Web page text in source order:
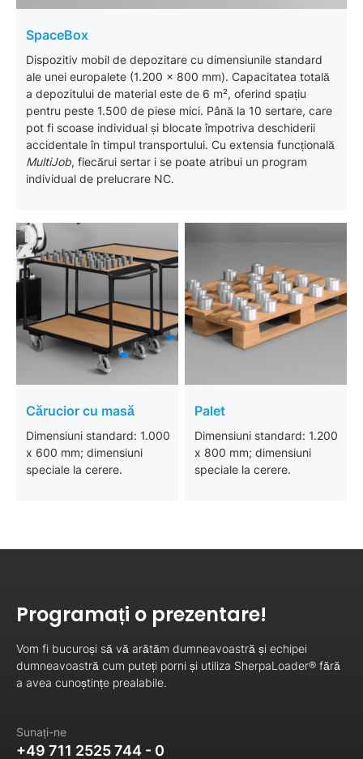
SpaceBox
Dispozitiv mobil de depozitare cu dimensiunile standard
ale unei europalete (1.200 x 800 mm). Capacitatea totală
a depozitului de material este de 6 m², oferind spațiu
pentru peste 1.500 de piese mici. Până la 10 sertare, care
pot fi scoase individual și blocate împotriva deschiderii
accidentale în timpul transportului. Cu extensia funcțională
MultiJob, fiecărui sertar i se poate atribui un program
individual de prelucrare NC.
Cărucior cu masă
Dimensiuni standard: 1.000
x 600 mm; dimensiuni
speciale la cerere.
Palet
Dimensiuni standard: 1.200
x 800 mm; dimensiuni
speciale la cerere.
Programați o prezentare!
Vom fi bucuroși să vă arătăm dumneavoastră și echipei
dumneavoastră cum puteți porni și utiliza SherpaLoader® fără
a avea cunoștințe prealabile.
Sunați-ne
+49 711 2525 744 - 0